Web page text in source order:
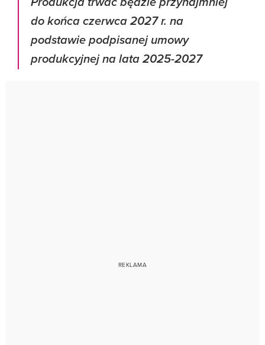
do końca czerwca 2027 r. na
podstawie podpisanej umowy
produkcyjnej na lata 2025-2027